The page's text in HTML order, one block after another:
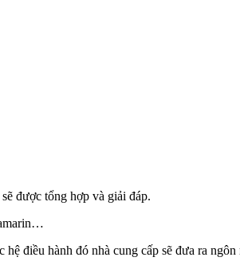
được tổng hợp và giải đáp.
điều hành đó nhà cung cấp sẽ đưa ra